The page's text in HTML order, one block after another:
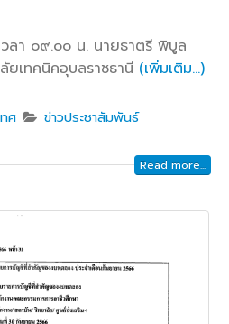
า ๐๙.๐๐ น. นายธาตรี พิบูล
เทคนิคอุบลราชธานี (เพิ่มเติม…)
ศ
ข่าวประชาสัมพันธ์
Read more...